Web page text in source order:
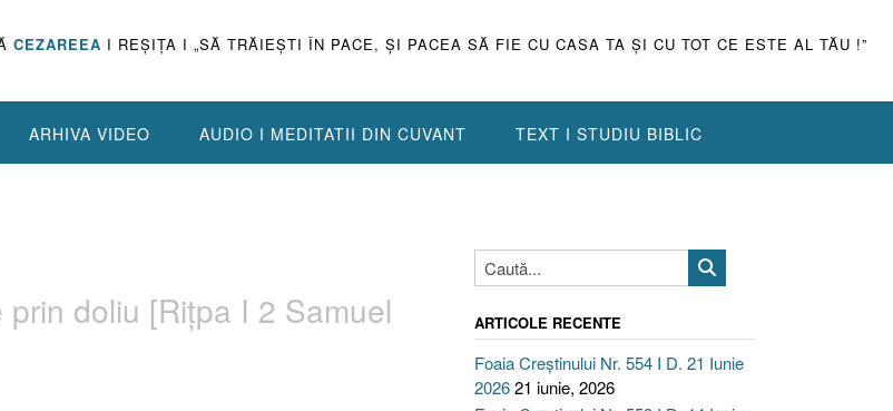
CEZAREEA I REŞIŢA I „SĂ TRĂIEŞTI ÎN PACE, ŞI PACEA SĂ FIE CU CASA TA ŞI CU TOT CE ESTE AL TĂU !”
ARHIVA VIDEO AUDIO I MEDITATII DIN CUVANT TEXT I STUDIU BIBLIC
doliu [Riţpa I 2 Samuel ARTICOLE RECENTE
Foaia Creștinului Nr. 554 I D. 21 Iunie
202621 iunie, 2026